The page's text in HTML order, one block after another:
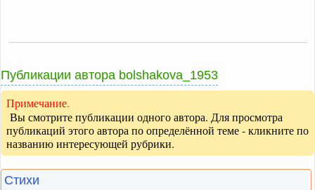
Публикации автора bolshakova_1953
Примечание.
Вы смотрите публикации одного автора. Для просмотра
публикаций этого автора по определённой теме - кликните по
названию интересующей рубрики.
Стихи